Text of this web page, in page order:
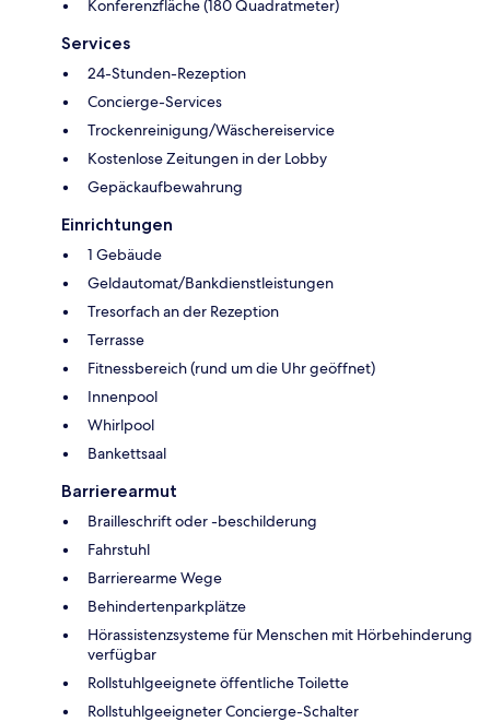
Konferenzfläche (180 Quadratmeter)
Services
24-Stunden-Rezeption
Concierge-Services
Trockenreinigung/Wäschereiservice
Kostenlose Zeitungen in der Lobby
Gepäckaufbewahrung
Einrichtungen
1 Gebäude
Geldautomat/Bankdienstleistungen
Tresorfach an der Rezeption
Terrasse
Fitnessbereich (rund um die Uhr geöffnet)
Innenpool
Whirlpool
Bankettsaal
Barrierearmut
Brailleschrift oder -beschilderung
Fahrstuhl
Barrierearme Wege
Behindertenparkplätze
Hörassistenzsysteme für Menschen mit Hörbehinderung
verfügbar
Rollstuhlgeeignete öffentliche Toilette
Rollstuhlgeeigneter Concierge-Schalter